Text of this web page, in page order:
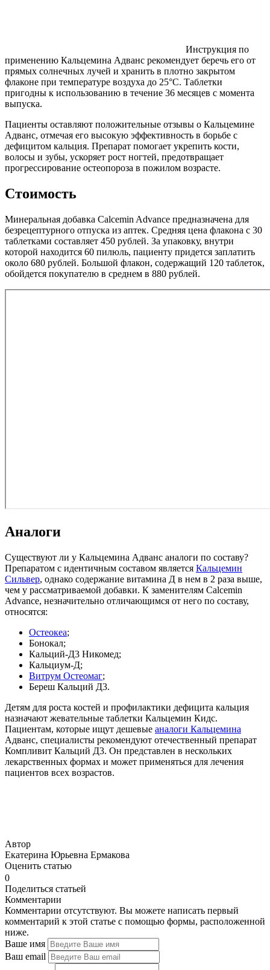
Инструкция по
применению Кальцемина Адванс рекомендует беречь его от
прямых солнечных лучей и хранить в плотно закрытом
флаконе при температуре воздуха до 25°С. Таблетки
пригодны к использованию в течение 36 месяцев с момента
выпуска.
Пациенты оставляют положительные отзывы о Кальцемине
Адванс, отмечая его высокую эффективность в борьбе с
дефицитом кальция. Препарат помогает укрепить кости,
волосы и зубы, ускоряет рост ногтей, предотвращает
прогрессирование остеопороза в пожилом возрасте.
Стоимость
Минеральная добавка Calcemin Advance предназначена для
безрецептурного отпуска из аптек. Средняя цена флакона с 30
таблетками составляет 450 рублей. За упаковку, внутри
которой находится 60 пилюль, пациенту придется заплатить
около 680 рублей. Большой флакон, содержащий 120 таблеток,
обойдется покупателю в среднем в 880 рублей.
Аналоги
Существуют ли у Кальцемина Адванс аналоги по составу?
Препаратом с идентичным составом является Кальцемин
Сильвер, однако содержание витамина Д в нем в 2 раза выше,
чем у рассматриваемой добавки. К заменителям Calcemin
Advance, незначительно отличающимся от него по составу,
относятся:
Остеокеа;
Бонокал;
Кальций-Д3 Никомед;
Кальциум-Д;
Витрум Остеомаг;
Береш Кальций Д3.
Детям для роста костей и профилактики дефицита кальция
назначают жевательные таблетки Кальцемин Кидс.
Пациентам, которые ищут дешевые аналоги Кальцемина
Адванс, специалисты рекомендуют отечественный препарат
Компливит Кальций Д3. Он представлен в нескольких
лекарственных формах и может применяться для лечения
пациентов всех возрастов.
Автор
Екатерина Юрьевна Ермакова
Оценить статью
0
Поделиться статьей
Комментарии
Комментарии отсутствуют. Вы можете написать первый
комментарий к этой статье с помощью формы, расположенной
ниже.
Ваше имя
Ваш email